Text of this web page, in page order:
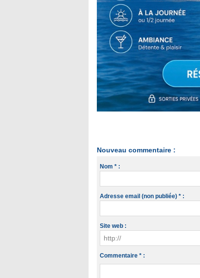
Nouveau commentaire :
Nom * :
Adresse email (non publiée) * :
Site web :
Commentaire * :